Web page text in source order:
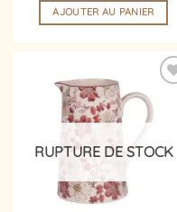
AJOUTER AU PANIER
Ajouter
RUPTURE DE STOCK